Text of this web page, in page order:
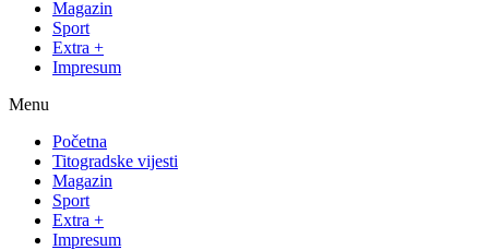
Magazin
Sport
Extra +
Impresum
Menu
Početna
Titogradske vijesti
Magazin
Sport
Extra +
Impresum